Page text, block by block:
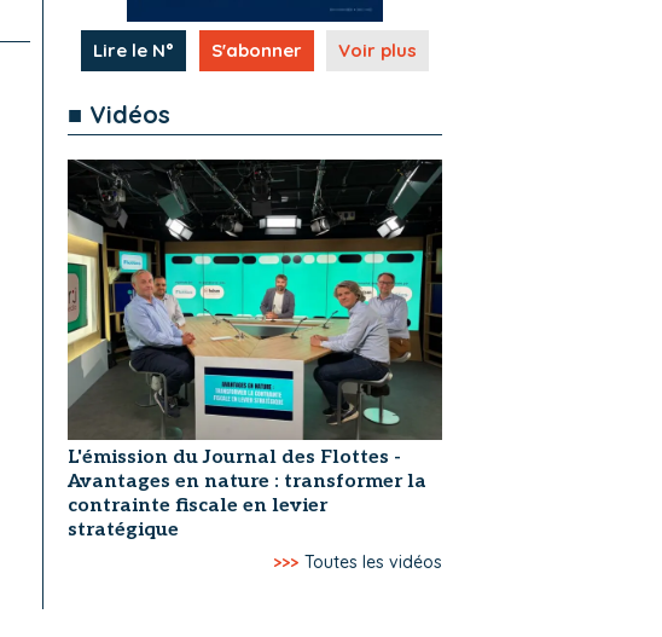
Lire le N° S'abonner Voir plus
■ Vidéos
L'émission du Journal des Flottes -
Avantages en nature : transformer la
contrainte fiscale en levier
stratégique
>>> Toutes les vidéos